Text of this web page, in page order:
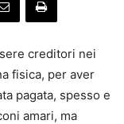
creditori nei
fisica, per aver
pagata, spesso e
amari, ma